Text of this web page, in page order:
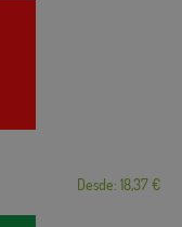
Desde: 18,37 €